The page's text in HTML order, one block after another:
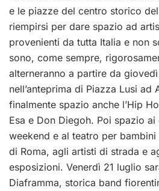
e le piazze del centro storico
riempirsi per dare spazio ad
provenienti da tutta Italia e non
sono, come sempre,
alterneranno a partire da
nell’anteprima di Piazza Lusi ad
finalmente spazio anche l’Hip
Esa e Don Diegoh. Poi spazio
weekend e al teatro per bambini
di Roma, agli artisti di strada e
esposizioni. Venerdì 21 luglio
Diaframma, storica band